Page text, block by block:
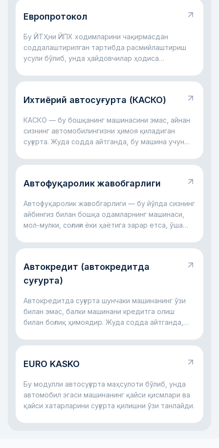
Европротокол
Бу ЙТҲни ЙПХ ходимларини чақирмасдан
соддалаштирилган тартибда расмийлаштириш
усули бўлиб, унда ҳайдовчилар ҳодиса
Ихтиёрий автосуғурта (КАСКО)
КАСКО — бу бошқанинг машинасини эмас, айнан
сизнинг автомобилингизни ҳимоя қиладиган
суғурта. Жуда содда айтганда, бу машина учун
синса, автотураргоҳда шикаст етса, дарахт
харажатларнинг бир қисмини суғурта компанияси
КАСКО сизни катта автомобил харажатлари
билан ёлғиз қолдирмасликка ёрдам беради.
Автофуқаролик жавобгарлиги
Автофуқаролик жавобгарлиги — бу йўлда сизнинг
айбингиз билан бошқа одамларнинг машинаси,
мол-мулки, соғлиғи ёки ҳаётига зарар етса, ўша
содда айтганда, бу рулда қилинган хато
қоидадир. Асосий фикр оддий: бу жавобгарлик
жабрланувчи компенсациясиз қолмаслиги,
кўтармаслиги учун керак.
Автокредит (автокредитда
суғурта)
Автокредитда суғурта шунчаки машинанинг ўзи
билан эмас, балки машинани кредитга олиш
билан боғлиқ ҳимоядир. Жуда содда айтганда,
тўловлар жараёни ҳам ҳимояланган бўлишини
кўпинча суғурта ҳам бўлади: у машина билан
олувчи учун хатарни камайтиришга ёрдам
беради.
EURO KASKO
Бу модулли автосуғурта маҳсулоти бўлиб, унда
автомобил эгаси машинанинг қайси қисмлари ва
қайси хатарларини суғурта қилишни ўзи танлайди.